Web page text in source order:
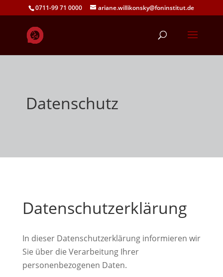
0711-99 71 0000 ariane.willikonsky@foninstitut.de
Datenschutz
Datenschutzerklärung
In dieser Datenschutzerklärung informieren wir
Sie über die Verarbeitung Ihrer
personenbezogenen Daten.